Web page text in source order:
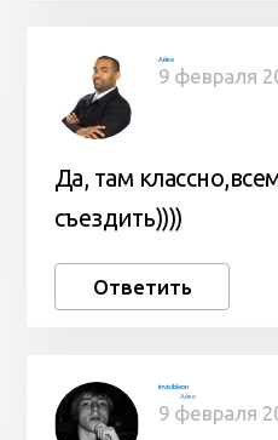
Айко
9 февраля
Да, там
съездить))))
Ответить
invisibleon
Айко
9 февраля